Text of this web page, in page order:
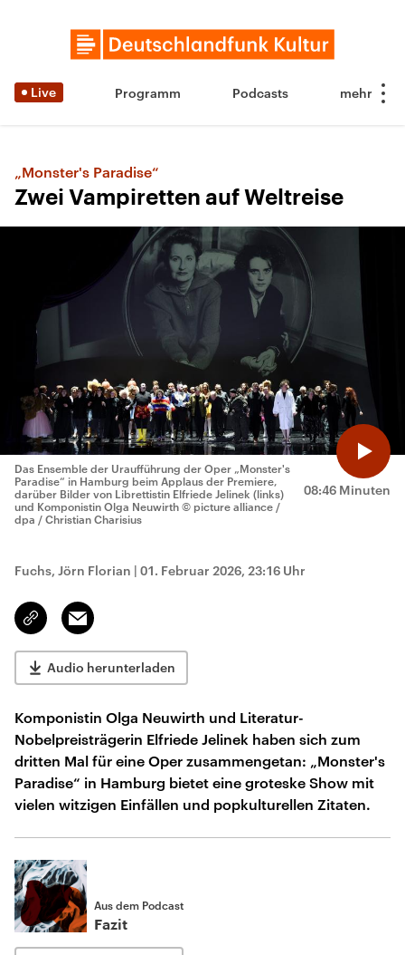
Live Programm Podcasts
„Monster's Paradise“
Zwei Vampiretten auf Weltreise
08:46 Minuten
Das Ensemble der Uraufführung der Oper „Monster's
Paradise“ in Hamburg beim Applaus der Premiere,
darüber Bilder von Librettistin Elfriede Jelinek (links)
und Komponistin Olga Neuwirth © picture alliance /
dpa / Christian Charisius
Fuchs, Jörn Florian | 01. Februar 2026, 23:16 Uhr
Link
kopieren/teilen
Email
Audio herunterladen
Komponistin Olga Neuwirth und Literatur-
Nobelpreisträgerin Elfriede Jelinek haben sich zum
dritten Mal für eine Oper zusammengetan: „Monster's
Paradise“ in Hamburg bietet eine groteske Show mit
vielen witzigen Einfällen und popkulturellen Zitaten.
Aus dem Podcast
Fazit